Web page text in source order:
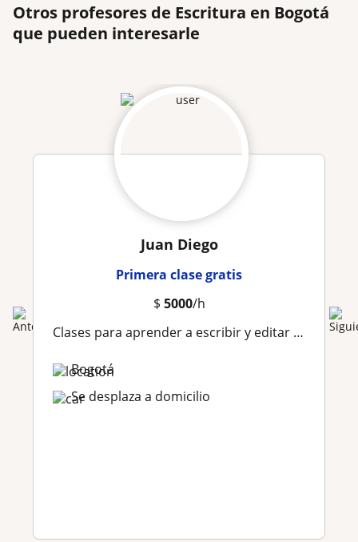
Otros profesores de Escritura en Bogotá
que pueden interesarle
Juan Diego
Primera clase gratis
$ 5000/h
Clases para aprender a escribir y editar textos. También aprendiendo a incluir la IA
Bogotá
Se desplaza a domicilio